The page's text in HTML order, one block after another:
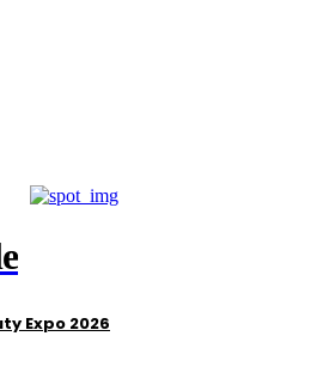
Expo 2026